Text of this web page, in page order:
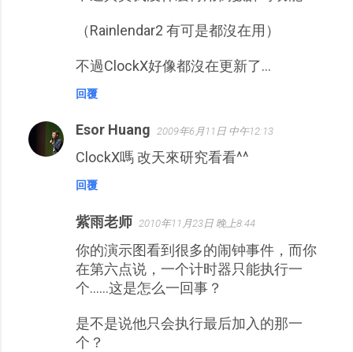
（Rainlendar2 有可是都沒在用）
不過ClockX好像都沒在更新了...
回覆
Esor Huang 2009年6月11日 中午12:13
ClockX嗎 改天來研究看看^^
回覆
紫雨老师 2010年11月23日 晚上8:44
你的演示图看到很多的闹钟事件，而你
在第六点说，一个计时器只能执行一
个……这是怎么一回事？
是不是说他只会执行最后加入的那一
个？